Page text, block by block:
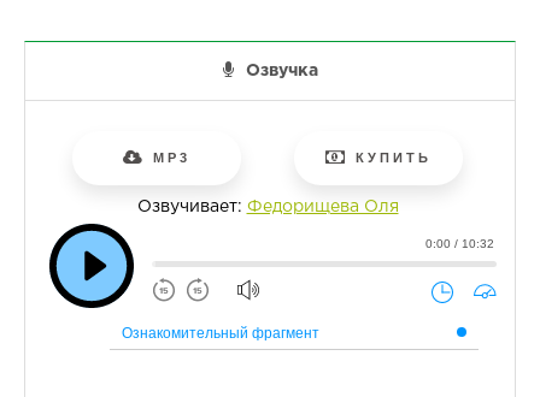
Озвучка
MP3 КУПИТЬ
Озвучивает: Федорищева Оля
0:00 / 10:32
Ознакомительный фрагмент